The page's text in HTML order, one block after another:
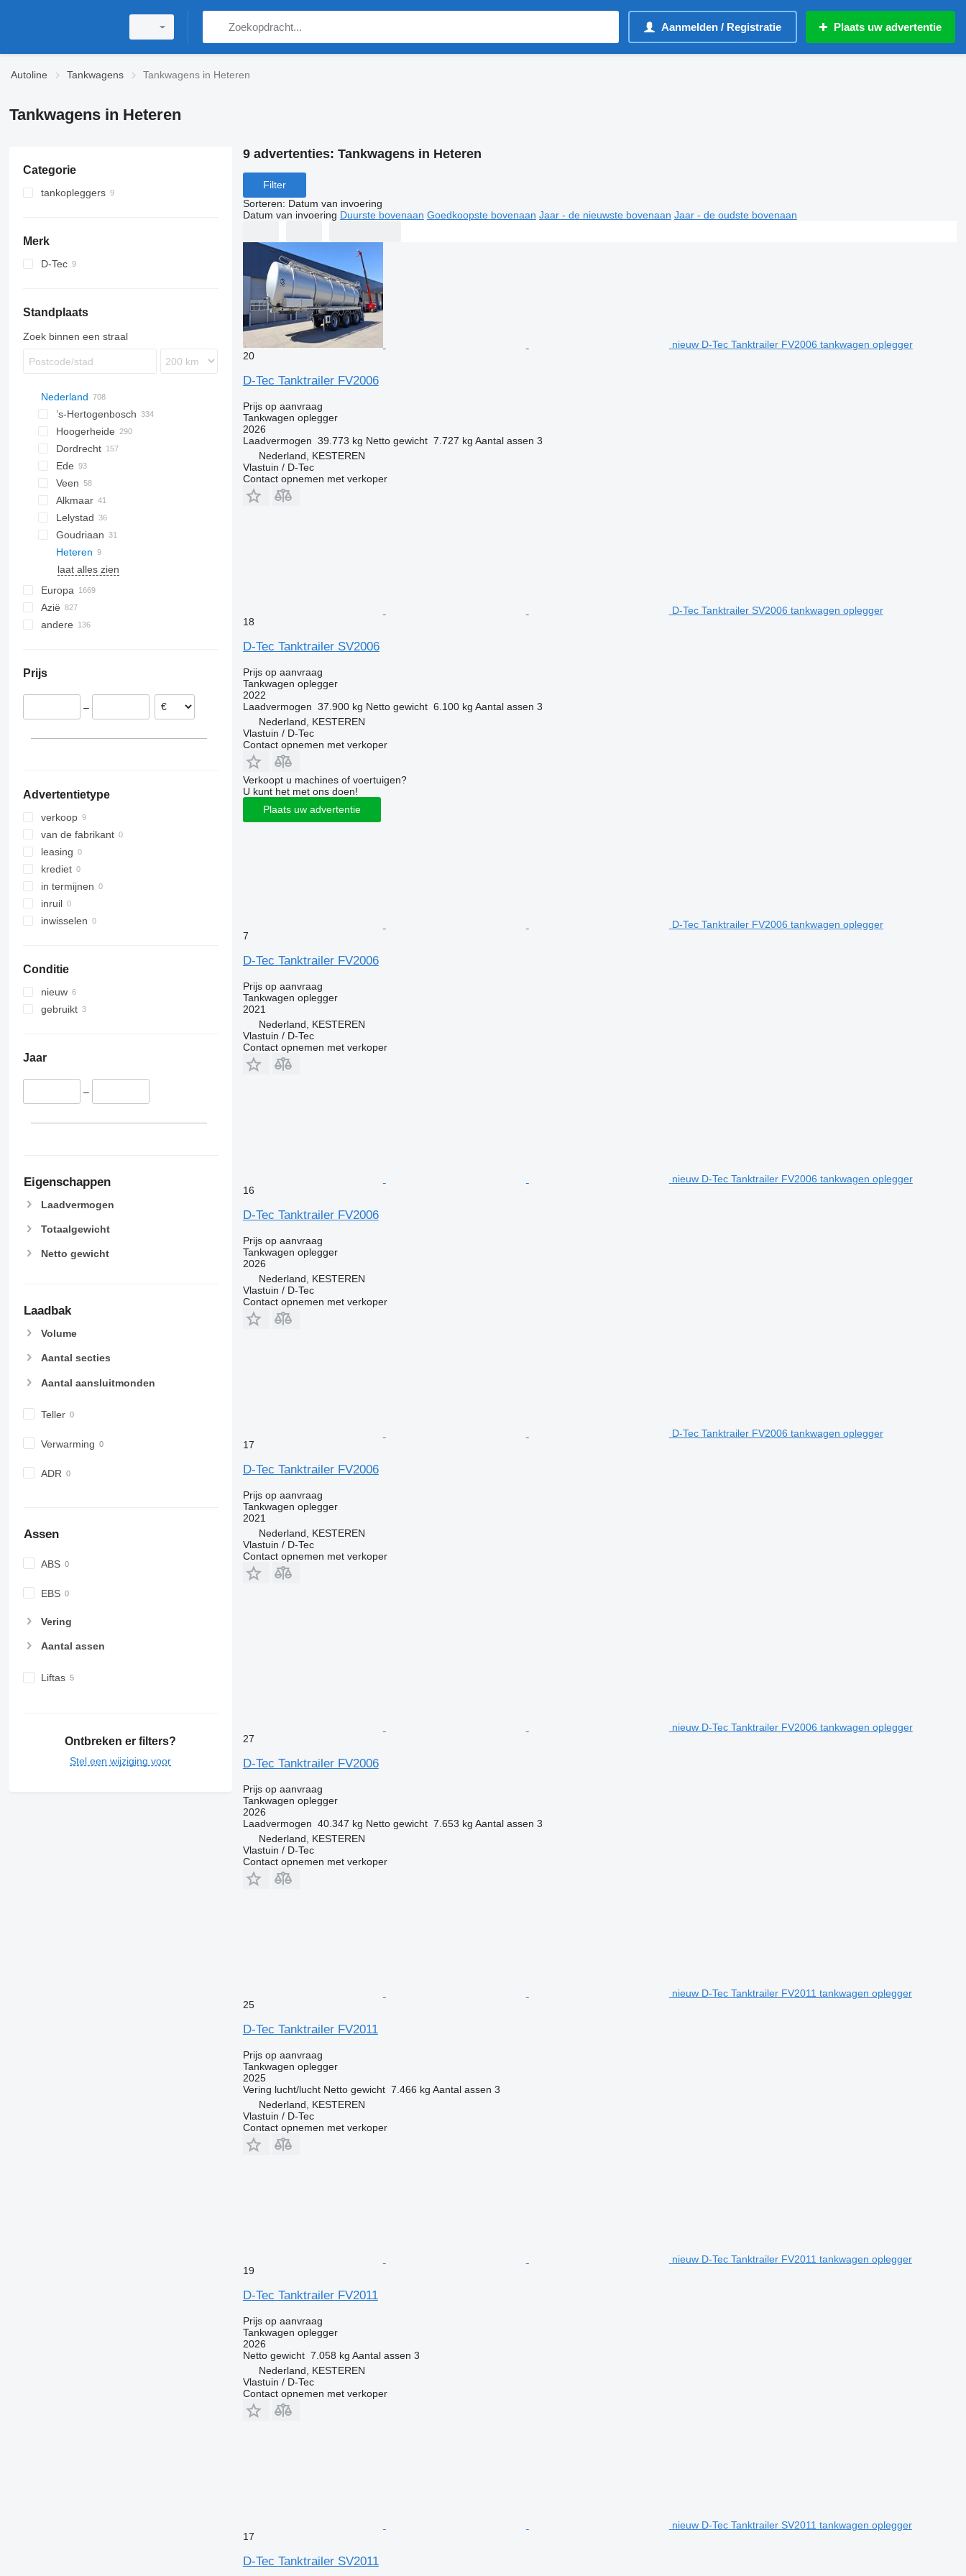
Aanmelden / Registratie Plaats uw advertentie
Autoline Tankwagens Tankwagens in Heteren
Tankwagens in Heteren
Categorie
tankopleggers
Merk
D-Tec
Standplaats
Zoek binnen een straal
Nederland
’s-Hertogenbosch
Hoogerheide
Dordrecht
Ede
Veen
Alkmaar
Lelystad
Goudriaan
Heteren
laat alles zien
Europa
Duitsland
Polen
Frankrijk
Italië
Azië
China
andere
Tanzania
Chili
Prijs
–
Advertentietype
verkoop
van de fabrikant
leasing
krediet
in termijnen
inruil
inwisselen
Conditie
nieuw
gebruikt
Jaar
–
Eigenschappen
Laadvermogen
Totaalgewicht
Netto gewicht
Laadbak
Volume
Aantal secties
Aantal aansluitmonden
Teller
Verwarming
ADR
Assen
ABS
EBS
Vering
Aantal assen
Liftas
Ontbreken er filters?
Stel een wijziging voor
9 advertenties: Tankwagens in Heteren
Filter
Sorteren: Datum van invoering
Datum van invoering Duurste bovenaan Goedkoopste bovenaan Jaar - de nieuwste bovenaan Jaar - de oudste bovenaan
nieuw D-Tec Tanktrailer FV2006 tankwagen oplegger
20
D-Tec Tanktrailer FV2006
Prijs op aanvraag
Tankwagen oplegger
2026
Laadvermogen 39.773 kg Netto gewicht 7.727 kg Aantal assen 3
Nederland, KESTEREN
Vlastuin / D-Tec
Contact opnemen met verkoper
D-Tec Tanktrailer SV2006 tankwagen oplegger
18
D-Tec Tanktrailer SV2006
Prijs op aanvraag
Tankwagen oplegger
2022
Laadvermogen 37.900 kg Netto gewicht 6.100 kg Aantal assen 3
Nederland, KESTEREN
Vlastuin / D-Tec
Contact opnemen met verkoper
Verkoopt u machines of voertuigen?
U kunt het met ons doen!
Plaats uw advertentie
D-Tec Tanktrailer FV2006 tankwagen oplegger
7
D-Tec Tanktrailer FV2006
Prijs op aanvraag
Tankwagen oplegger
2021
Nederland, KESTEREN
Vlastuin / D-Tec
Contact opnemen met verkoper
nieuw D-Tec Tanktrailer FV2006 tankwagen oplegger
16
D-Tec Tanktrailer FV2006
Prijs op aanvraag
Tankwagen oplegger
2026
Nederland, KESTEREN
Vlastuin / D-Tec
Contact opnemen met verkoper
D-Tec Tanktrailer FV2006 tankwagen oplegger
17
D-Tec Tanktrailer FV2006
Prijs op aanvraag
Tankwagen oplegger
2021
Nederland, KESTEREN
Vlastuin / D-Tec
Contact opnemen met verkoper
nieuw D-Tec Tanktrailer FV2006 tankwagen oplegger
27
D-Tec Tanktrailer FV2006
Prijs op aanvraag
Tankwagen oplegger
2026
Laadvermogen 40.347 kg Netto gewicht 7.653 kg Aantal assen 3
Nederland, KESTEREN
Vlastuin / D-Tec
Contact opnemen met verkoper
nieuw D-Tec Tanktrailer FV2011 tankwagen oplegger
25
D-Tec Tanktrailer FV2011
Prijs op aanvraag
Tankwagen oplegger
2025
Vering lucht/lucht Netto gewicht 7.466 kg Aantal assen 3
Nederland, KESTEREN
Vlastuin / D-Tec
Contact opnemen met verkoper
nieuw D-Tec Tanktrailer FV2011 tankwagen oplegger
19
D-Tec Tanktrailer FV2011
Prijs op aanvraag
Tankwagen oplegger
2026
Netto gewicht 7.058 kg Aantal assen 3
Nederland, KESTEREN
Vlastuin / D-Tec
Contact opnemen met verkoper
nieuw D-Tec Tanktrailer SV2011 tankwagen oplegger
17
D-Tec Tanktrailer SV2011